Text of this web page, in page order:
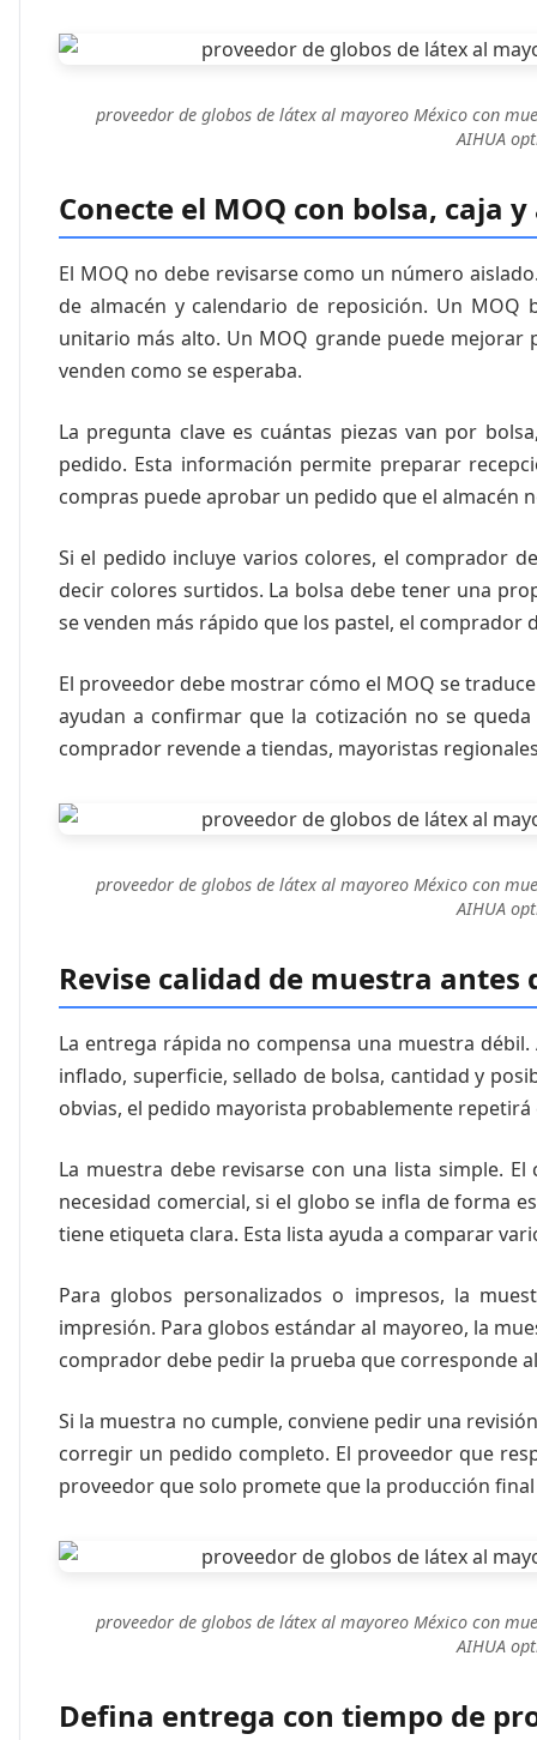
proveedor de globos de látex al mayoreo México con
AIHUA
Conecte el MOQ con bolsa, caja
El MOQ no debe revisarse como un número
de almacén y calendario de reposición. Un
unitario más alto. Un MOQ grande puede
venden como se esperaba.
La pregunta clave es cuántas piezas van por
pedido. Esta información permite preparar
compras puede aprobar un pedido que el almacén
Si el pedido incluye varios colores, el comprador
decir colores surtidos. La bolsa debe tener una
se venden más rápido que los pastel, el comprador
El proveedor debe mostrar cómo el MOQ se
ayudan a confirmar que la cotización no se
comprador revende a tiendas, mayoristas
proveedor de globos de látex al mayoreo México con
AIHUA
Revise calidad de muestra
La entrega rápida no compensa una muestra
inflado, superficie, sellado de bolsa, cantidad y
obvias, el pedido mayorista probablemente
La muestra debe revisarse con una lista simple.
necesidad comercial, si el globo se infla de forma
tiene etiqueta clara. Esta lista ayuda a comparar
Para globos personalizados o impresos, la
impresión. Para globos estándar al mayoreo, la
comprador debe pedir la prueba que corresponde
Si la muestra no cumple, conviene pedir una
corregir un pedido completo. El proveedor que
proveedor que solo promete que la producción final
proveedor de globos de látex al mayoreo México con
AIHUA
Defina entrega con tiempo de